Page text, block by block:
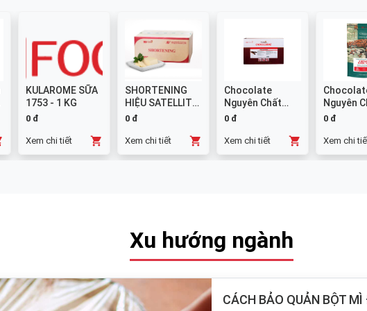
KULAROME SỮA
1753 - 1 KG
0 đ
Xem chi tiết
SHORTENING
HIỆU SATELLITE
25 KG
0 đ
Xem chi tiết
Chocolate
Nguyên Chất
Đen GHANA
0 đ
Xem chi tiết
Nguyên
Sữa 38% -
0 đ
Xem chi
Xu hướng ngành
CÁCH BẢO QUẢN BỘT